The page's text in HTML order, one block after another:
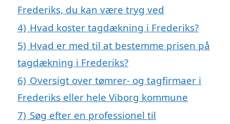
Frederiks, du kan være tryg ved
4) Hvad koster tagdækning i Frederiks?
5) Hvad er med til at bestemme prisen på
tagdækning i Frederiks?
6) Oversigt over tømrer- og tagfirmaer i
Frederiks eller hele Viborg kommune
7) Søg efter en professionel til